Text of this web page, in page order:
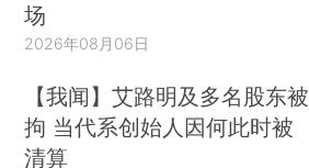
场
2026年08月06日
【我闻】艾路明及多名股东被
拘 当代系创始人因何此时被
清算